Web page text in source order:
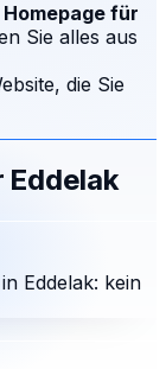
Homepage für
Sie alles aus
die Sie
Eddelak
Eddelak: kein